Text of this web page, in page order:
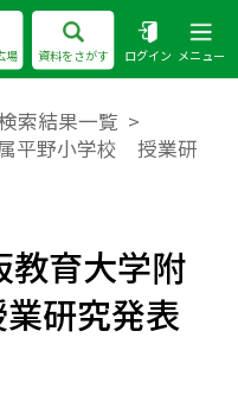
場 資料をさがす ログイン メニュー
索結果一覧
平野小学校 授業研
育大学附
研究発表